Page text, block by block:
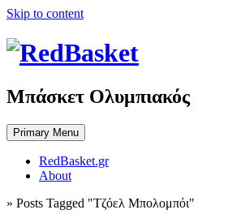
Skip to content
Μπάσκετ Ολυμπιακός
Primary Menu
RedBasket.gr
About
» Posts Tagged "Τζόελ Μπολομπόι"